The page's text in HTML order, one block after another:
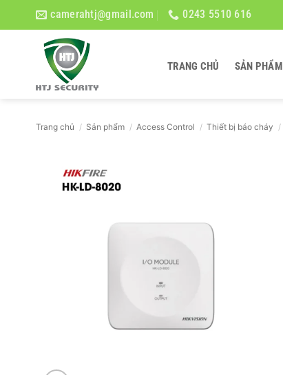
camerahtj@gmail.com 0243 5510 616
TRANG CHỦ SẢN PHẨM
Trang chủ / Sản phẩm / Access Control / Thiết bị báo cháy /